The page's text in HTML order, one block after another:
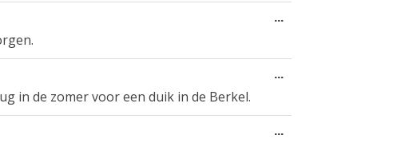
...
in de zomer voor een duik in de Berkel.
...
...